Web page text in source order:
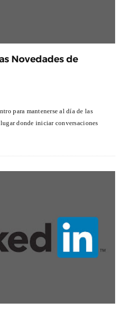
Novedades de
para mantenerse al día de las
donde iniciar conversaciones